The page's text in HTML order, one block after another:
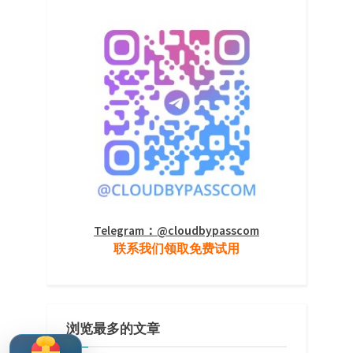
Telegram：@cloudbypasscom
联系我们领取免费试用
浏览最多的文章